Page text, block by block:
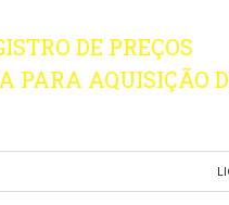
DE PREÇOS
PARA AQUISIÇÃO